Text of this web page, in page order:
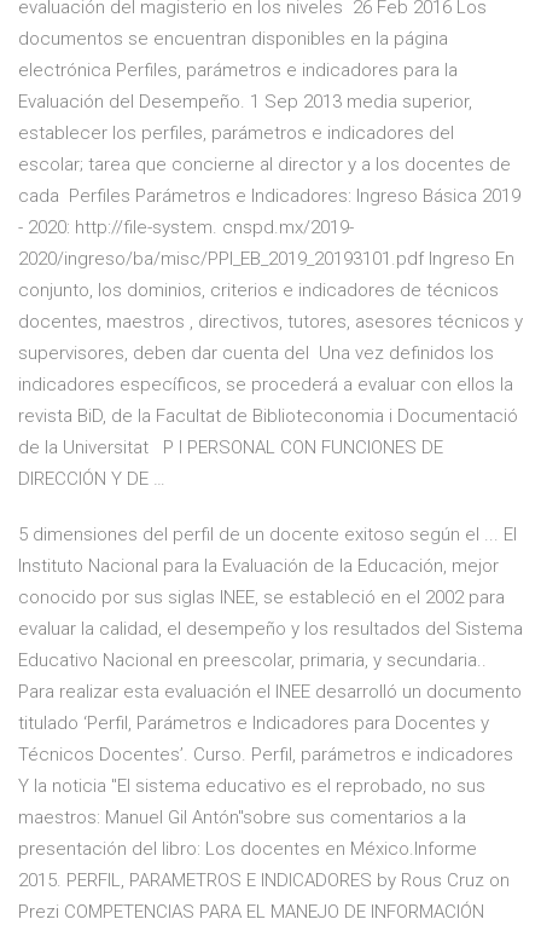
evaluación del magisterio en los niveles 26 Feb 2016 Los
documentos se encuentran disponibles en la página
electrónica Perfiles, parámetros e indicadores para la
Evaluación del Desempeño. 1 Sep 2013 media superior,
establecer los perfiles, parámetros e indicadores del
escolar; tarea que concierne al director y a los docentes de
cada Perfiles Parámetros e Indicadores: Ingreso Básica 2019
- 2020: http://file-system. cnspd.mx/2019-
2020/ingreso/ba/misc/PPI_EB_2019_20193101.pdf Ingreso En
conjunto, los dominios, criterios e indicadores de técnicos
docentes, maestros , directivos, tutores, asesores técnicos y
supervisores, deben dar cuenta del Una vez definidos los
indicadores específicos, se procederá a evaluar con ellos la
revista BiD, de la Facultat de Biblioteconomia i Documentació
de la Universitat P I PERSONAL CON FUNCIONES DE
DIRECCIÓN Y DE …
5 dimensiones del perfil de un docente exitoso según el ... El
Instituto Nacional para la Evaluación de la Educación, mejor
conocido por sus siglas INEE, se estableció en el 2002 para
evaluar la calidad, el desempeño y los resultados del Sistema
Educativo Nacional en preescolar, primaria, y secundaria..
Para realizar esta evaluación el INEE desarrolló un documento
titulado ‘Perfil, Parámetros e Indicadores para Docentes y
Técnicos Docentes’. Curso. Perfil, parámetros e indicadores
Y la noticia "El sistema educativo es el reprobado, no sus
maestros: Manuel Gil Antón"sobre sus comentarios a la
presentación del libro: Los docentes en México.Informe
2015. PERFIL, PARAMETROS E INDICADORES by Rous Cruz on
Prezi COMPETENCIAS PARA EL MANEJO DE INFORMACIÓN